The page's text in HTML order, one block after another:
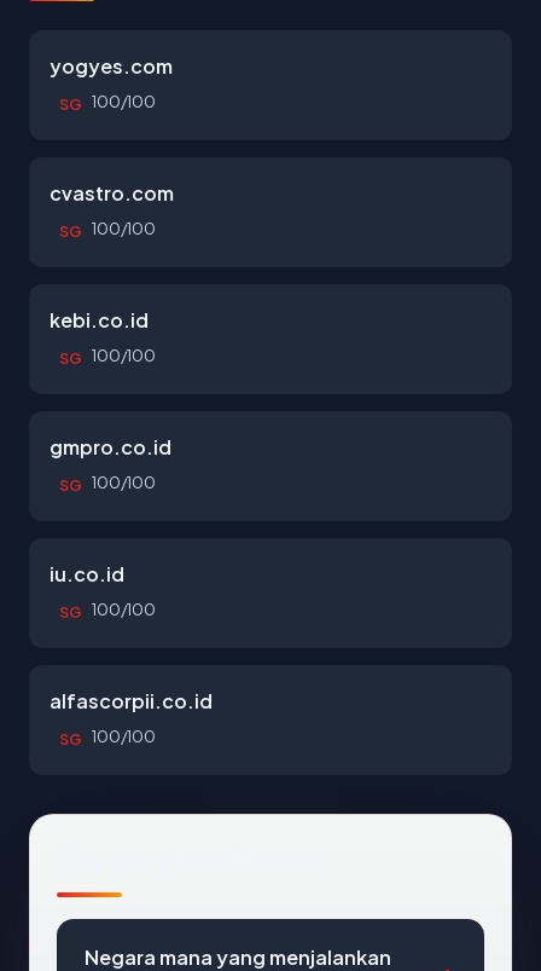
yogyes.com
SG 100/100
cvastro.com
SG 100/100
kebi.co.id
SG 100/100
gmpro.co.id
SG 100/100
iu.co.id
SG 100/100
alfascorpii.co.id
SG 100/100
Negara mana yang menjalankan